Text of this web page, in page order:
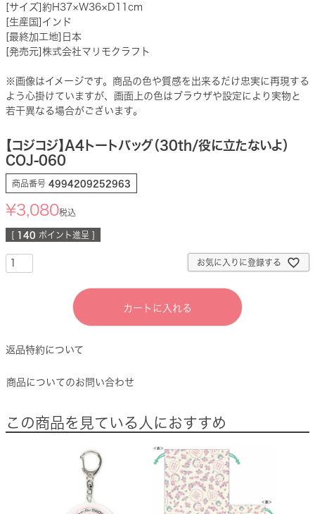
[サイズ]約H37×W36×D11cm
[生産国]インド
[最終加工地]日本
[発売元]株式会社マリモクラフト
※画像はイメージです。商品の色や質感を出来るだけ忠実に再現する
よう心掛けていますが、画面上の色はブラウザや設定により実物と
若干異なる場合がございます。
【コジコジ】A4トートバッグ（30th/役に立たないよ）
COJ-060
商品番号 4994209252963
¥3,080税込
140 ポイント進呈 ]
お気に入りに登録する
カートに入れる
返品特約について
商品についてのお問い合わせ
この商品を見ている人におすすめ